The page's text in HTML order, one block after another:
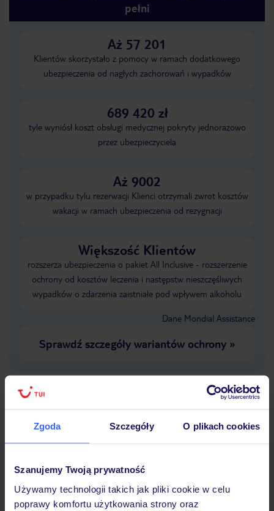
Zgoda Szczegóły O plikach cookies
Szanujemy Twoją prywatność
Używamy technologii takich jak pliki cookie w celu
poprawy komfortu użytkowania strony oraz
pełni
Aż 57 201
Klientów skorzystało z pomocy w ramach dodatkowego
ubezpieczenia od nagłych zachorowań i wypadków
689 420 zł
tyle wyniósł koszt obsługi medycznej pokryty jednorazowo
przez ubezpieczyciela
Aż 9002
w przypadku tylu rezerwacji Klienci otrzymali zwrot kosztów
wakacji w ramach ubezpieczenia od rezygnacji
Większość Klientów
rozszerza ubezpieczenia o pakiet All Inclusive - rozszerzenie
ochrony od kosztów leczenia i następstw nieszczęśliwych
wypadków o zdarzenia zaistniałe pod wpływem alkoholu
Dane Mondial Assistance
Sprawdź szczegóły wariantów ochrony»
Dlaczego warto wybrać TUI?
podróży w Polsce